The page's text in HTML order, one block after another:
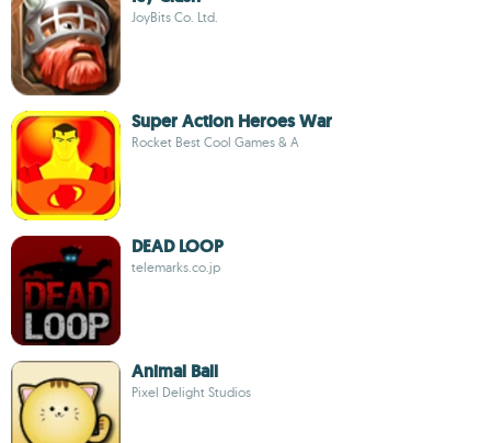
JoyBits Co. Ltd.
Super Action Heroes War
Rocket Best Cool Games & A
DEAD LOOP
telemarks.co.jp
Animal Ball
Pixel Delight Studios